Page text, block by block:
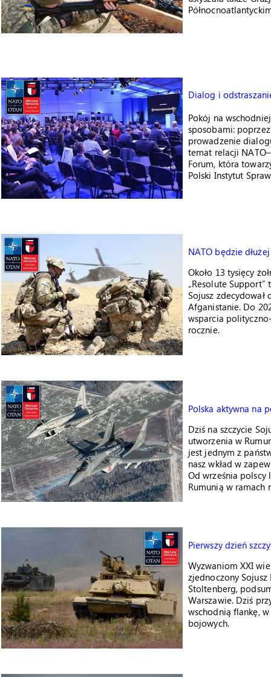
Dialog i
Pokój na
sposobami:
prowadzenie
temat relacji
Forum, która
Polski Instytut
NATO będzie
Około 13 tysięcy
„Resolute Support”
Sojusz
Afganistanie. Do
wsparcia
rocznie.
Polska aktywna na
Dziś na szczycie
utworzenia w
jest jednym z
nasz wkład w
Od września polscy
Rumunią w ramach
Pierwszy dzień
Wyzwaniom XXI
zjednoczony Sojusz
Stoltenberg,
Warszawie. Dziś
wschodnią flankę,
bojowych.